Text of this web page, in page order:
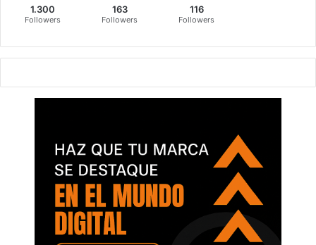
1.300
Followers
163
Followers
116
Followers